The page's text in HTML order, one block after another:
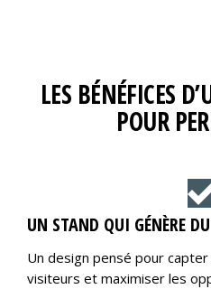
LES BÉNÉFICES
POUR
UN STAND QUI GÉNÈRE
Un design pensé pour
visiteurs et maximiser les